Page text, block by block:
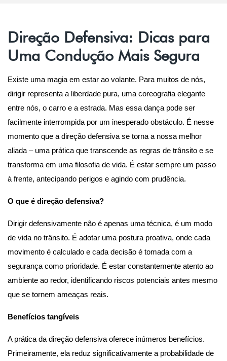
Direção Defensiva: Dicas para
Uma Condução Mais Segura
Existe uma magia em estar ao volante. Para muitos de nós,
dirigir representa a liberdade pura, uma coreografia elegante
entre nós, o carro e a estrada. Mas essa dança pode ser
facilmente interrompida por um inesperado obstáculo. É nesse
momento que a direção defensiva se torna a nossa melhor
aliada – uma prática que transcende as regras de trânsito e se
transforma em uma filosofia de vida. É estar sempre um passo
à frente, antecipando perigos e agindo com prudência.
O que é direção defensiva?
Dirigir defensivamente não é apenas uma técnica, é um modo
de vida no trânsito. É adotar uma postura proativa, onde cada
movimento é calculado e cada decisão é tomada com a
segurança como prioridade. É estar constantemente atento ao
ambiente ao redor, identificando riscos potenciais antes mesmo
que se tornem ameaças reais.
Benefícios tangíveis
A prática da direção defensiva oferece inúmeros benefícios.
Primeiramente, ela reduz significativamente a probabilidade de